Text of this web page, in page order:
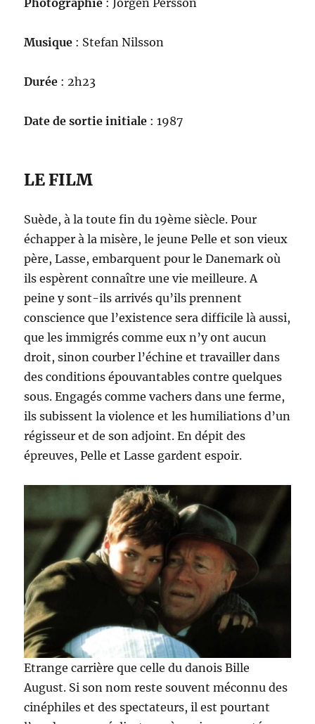
Musique : Stefan Nilsson
Durée : 2h23
Date de sortie initiale : 1987
LE FILM
Suède, à la toute fin du 19ème siècle. Pour
échapper à la misère, le jeune Pelle et son vieux
père, Lasse, embarquent pour le Danemark où
ils espèrent connaître une vie meilleure. A
peine y sont-ils arrivés qu’ils prennent
conscience que l’existence sera difficile là aussi,
que les immigrés comme eux n’y ont aucun
droit, sinon courber l’échine et travailler dans
des conditions épouvantables contre quelques
sous. Engagés comme vachers dans une ferme,
ils subissent la violence et les humiliations d’un
régisseur et de son adjoint. En dépit des
épreuves, Pelle et Lasse gardent espoir.
Etrange carrière que celle du danois Bille
August. Si son nom reste souvent méconnu des
cinéphiles et des spectateurs, il est pourtant